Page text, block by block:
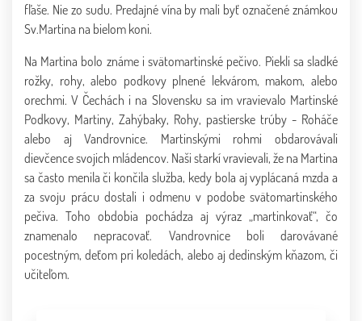
fľaše. Nie zo sudu. Predajné vína by mali byť označené známkou
Sv.Martina na bielom koni.
Na Martina bolo známe i svätomartinské pečivo. Piekli sa sladké
rožky, rohy, alebo podkovy plnené lekvárom, makom, alebo
orechmi. V Čechách i na Slovensku sa im vravievalo Martinské
Podkovy, Martiny, Zahýbaky, Rohy, pastierske trúby - Roháče
alebo aj Vandrovnice. Martinskými rohmi obdarovávali
dievčence svojich mládencov. Naši starkí vravievali, že na Martina
sa často menila či končila služba, kedy bola aj vyplácaná mzda a
za svoju prácu dostali i odmenu v podobe svätomartinského
pečiva. Toho obdobia pochádza aj výraz „martinkovať“, čo
znamenalo nepracovať. Vandrovnice boli darovávané
pocestným, deťom pri koledách, alebo aj dedinským kňazom, či
učiteľom.